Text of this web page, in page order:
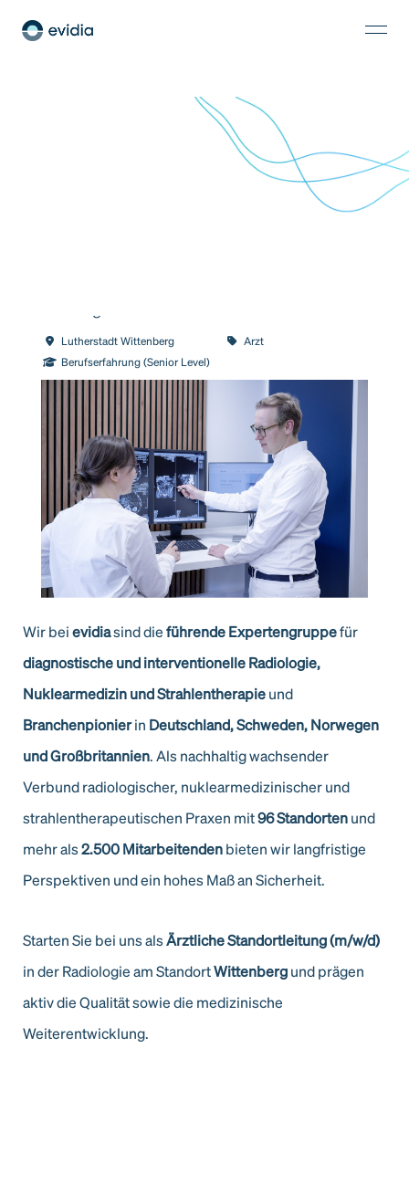
Lutherstadt Wittenberg
Berufserfahrung (Senior Level)
Arzt
Wir beievidiasind dieführende Expertengruppefür
diagnostische und interventionelleRadiologie,
Nuklearmedizin und Strahlentherapieund
Branchenpionierin Deutschland,Schweden, Norwegen
und Großbritannien. Als nachhaltig wachsender
Verbund radiologischer, nuklearmedizinischer und
strahlentherapeutischen Praxen mit96 Standortenund
mehr als2.500 Mitarbeitendenbieten wir langfristige
Perspektiven und ein hohes Maß an Sicherheit.
Starten Sie bei uns alsÄrztliche Standortleitung (m/w/d)
in der Radiologie am StandortWittenbergund prägen
aktiv die Qualität sowie die medizinische
Weiterentwicklung.